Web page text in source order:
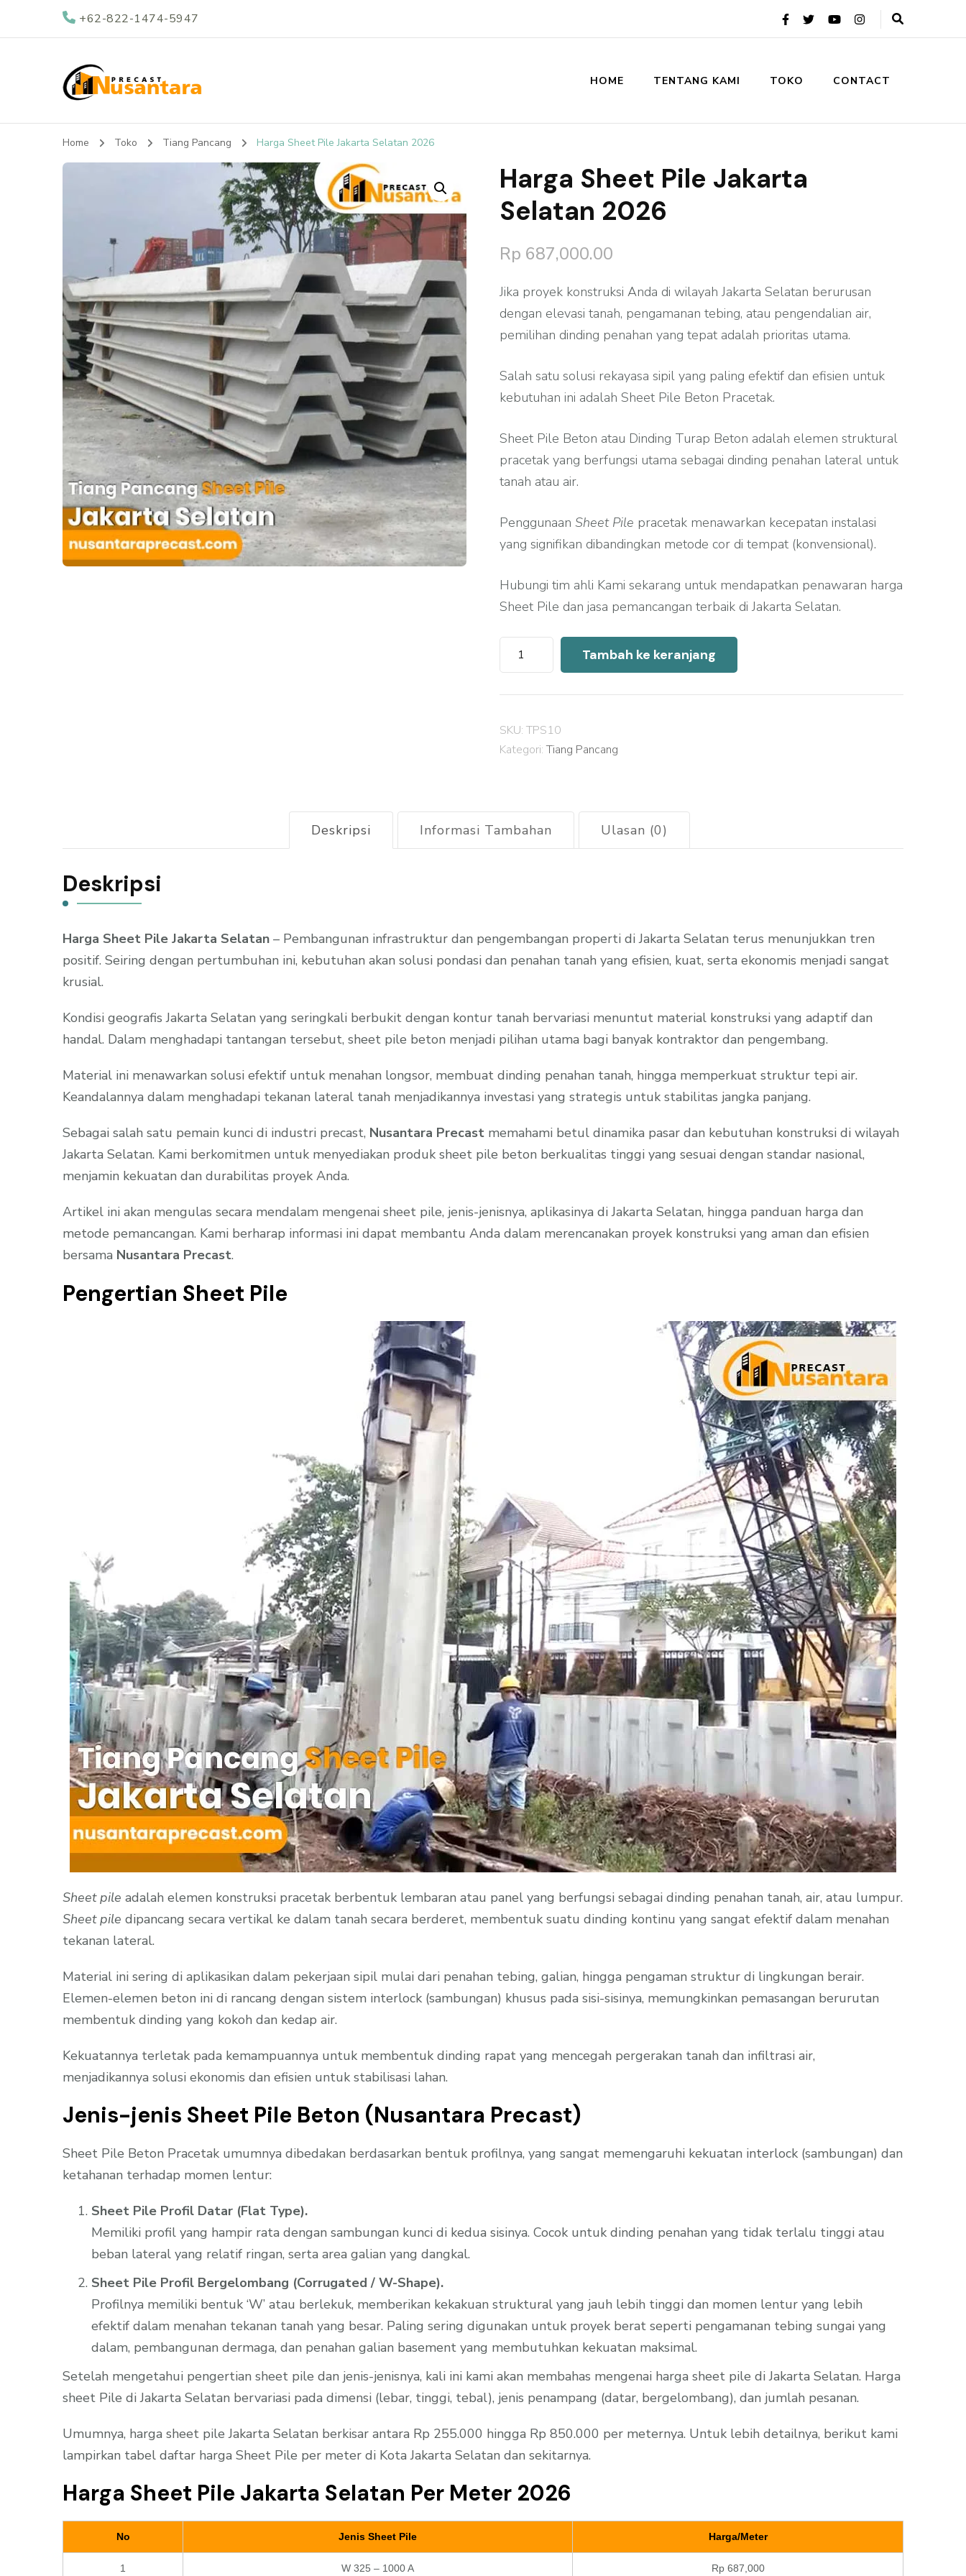
+62-822-1474-5947
Nusantara Precast
HOME TENTANG KAMI TOKO CONTACT
Home Toko Tiang Pancang Harga Sheet Pile Jakarta Selatan 2026
Harga Sheet Pile Jakarta
Selatan 2026
Rp 687,000.00
Jika proyek konstruksi Anda di wilayah Jakarta Selatan berurusan
dengan elevasi tanah, pengamanan tebing, atau pengendalian air,
pemilihan dinding penahan yang tepat adalah prioritas utama.
Salah satu solusi rekayasa sipil yang paling efektif dan efisien untuk
kebutuhan ini adalah Sheet Pile Beton Pracetak.
Sheet Pile Beton atau Dinding Turap Beton adalah elemen struktural
pracetak yang berfungsi utama sebagai dinding penahan lateral untuk
tanah atau air.
PenggunaanSheet Pile pracetak menawarkan kecepatan instalasi
yang signifikan dibandingkan metode cor di tempat (konvensional).
Hubungi tim ahli Kami sekarang untuk mendapatkan penawaran harga
Sheet Pile dan jasa pemancangan terbaik di Jakarta Selatan.
Kuantitas
Harga
Sheet
Jakarta
Selatan
Tambah ke keranjang
SKU:TPS10
Kategori:Tiang Pancang
Deskripsi Informasi Tambahan Ulasan (0)
Deskripsi
Harga Sheet Pile Jakarta Selatan – Pembangunan infrastruktur dan pengembangan properti di Jakarta Selatan terus menunjukkan tren
positif. Seiring dengan pertumbuhan ini, kebutuhan akan solusi pondasi dan penahan tanah yang efisien, kuat, serta ekonomis menjadi sangat
krusial.
Kondisi geografis Jakarta Selatan yang seringkali berbukit dengan kontur tanah bervariasi menuntut material konstruksi yang adaptif dan
handal. Dalam menghadapi tantangan tersebut, sheet pile beton menjadi pilihan utama bagi banyak kontraktor dan pengembang.
Material ini menawarkan solusi efektif untuk menahan longsor, membuat dinding penahan tanah, hingga memperkuat struktur tepi air.
Keandalannya dalam menghadapi tekanan lateral tanah menjadikannya investasi yang strategis untuk stabilitas jangka panjang.
Sebagai salah satu pemain kunci di industri precast, Nusantara Precast memahami betul dinamika pasar dan kebutuhan konstruksi di wilayah
Jakarta Selatan. Kami berkomitmen untuk menyediakan produk sheet pile beton berkualitas tinggi yang sesuai dengan standar nasional,
menjamin kekuatan dan durabilitas proyek Anda.
Artikel ini akan mengulas secara mendalam mengenai sheet pile, jenis-jenisnya, aplikasinya di Jakarta Selatan, hingga panduan harga dan
metode pemancangan. Kami berharap informasi ini dapat membantu Anda dalam merencanakan proyek konstruksi yang aman dan efisien
bersama Nusantara Precast.
Pengertian Sheet Pile
Sheet pile adalah elemen konstruksi pracetak berbentuk lembaran atau panel yang berfungsi sebagai dinding penahan tanah, air, atau lumpur.
Sheet pile dipancang secara vertikal ke dalam tanah secara berderet, membentuk suatu dinding kontinu yang sangat efektif dalam menahan
tekanan lateral.
Material ini sering di aplikasikan dalam pekerjaan sipil mulai dari penahan tebing, galian, hingga pengaman struktur di lingkungan berair.
Elemen-elemen beton ini di rancang dengan sistem interlock (sambungan) khusus pada sisi-sisinya, memungkinkan pemasangan berurutan
membentuk dinding yang kokoh dan kedap air.
Kekuatannya terletak pada kemampuannya untuk membentuk dinding rapat yang mencegah pergerakan tanah dan infiltrasi air,
menjadikannya solusi ekonomis dan efisien untuk stabilisasi lahan.
Jenis-jenis Sheet Pile Beton (Nusantara Precast)
Sheet Pile Beton Pracetak umumnya dibedakan berdasarkan bentuk profilnya, yang sangat memengaruhi kekuatan interlock (sambungan) dan
ketahanan terhadap momen lentur:
Sheet Pile Profil Datar (Flat Type).
Memiliki profil yang hampir rata dengan sambungan kunci di kedua sisinya. Cocok untuk dinding penahan yang tidak terlalu tinggi atau
beban lateral yang relatif ringan, serta area galian yang dangkal.
Sheet Pile Profil Bergelombang (Corrugated / W-Shape).
Profilnya memiliki bentuk ‘W’ atau berlekuk, memberikan kekakuan struktural yang jauh lebih tinggi dan momen lentur yang lebih
efektif dalam menahan tekanan tanah yang besar. Paling sering digunakan untuk proyek berat seperti pengamanan tebing sungai yang
dalam, pembangunan dermaga, dan penahan galian basement yang membutuhkan kekuatan maksimal.
Setelah mengetahui pengertian sheet pile dan jenis-jenisnya, kali ini kami akan membahas mengenai harga sheet pile di Jakarta Selatan. Harga
sheet Pile di Jakarta Selatan bervariasi pada dimensi (lebar, tinggi, tebal), jenis penampang (datar, bergelombang), dan jumlah pesanan.
Umumnya, harga sheet pile Jakarta Selatan berkisar antara Rp 255.000 hingga Rp 850.000 per meternya. Untuk lebih detailnya, berikut kami
lampirkan tabel daftar harga Sheet Pile per meter di Kota Jakarta Selatan dan sekitarnya.
Harga Sheet Pile Jakarta Selatan Per Meter 2026
No Jenis Sheet Pile Harga/Meter
1 W 325 – 1000 A Rp 687,000